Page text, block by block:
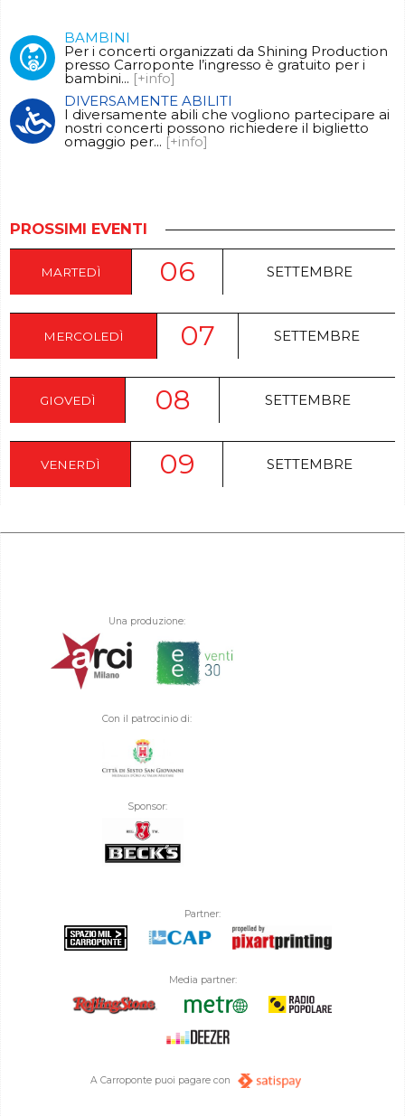
BAMBINI
Per i concerti organizzati da Shining Production
presso Carroponte l’ingresso è gratuito per i
bambini... [+info]
DIVERSAMENTE ABILITI
I diversamente abili che vogliono partecipare ai
nostri concerti possono richiedere il biglietto
omaggio per... [+info]
PROSSIMI EVENTI
MARTEDÌ 06 SETTEMBRE
MERCOLEDÌ 07 SETTEMBRE
GIOVEDÌ 08 SETTEMBRE
VENERDÌ 09 SETTEMBRE
Una produzione:
Con il patrocinio di:
Sponsor:
Partner:
Media partner:
A Carroponte puoi pagare con